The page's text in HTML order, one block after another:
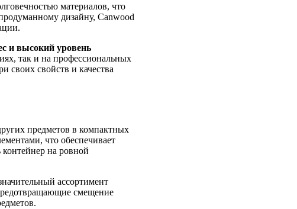
материалов, что
дизайну, Canwood
и высокий уровень
так и на профессиональных
своих свойств и качества
предметов в компактных
что обеспечивает
контейнер на ровной
ассортимент
смещение